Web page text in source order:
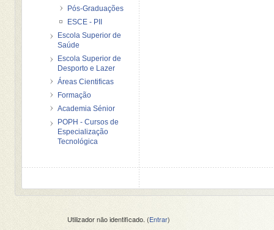
Pós-Graduações
ESCE - PII
Escola Superior de
Saúde
Escola Superior de
Desporto e Lazer
Áreas Cientificas
Formação
Academia Sénior
POPH - Cursos de
Especialização
Tecnológica
Utilizador não identificado. (Entrar)